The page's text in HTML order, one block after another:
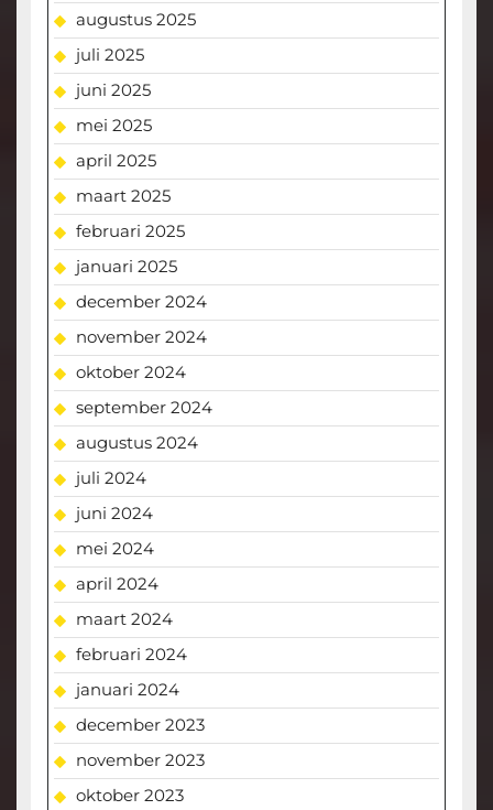
augustus 2025
juli 2025
juni 2025
mei 2025
april 2025
maart 2025
februari 2025
januari 2025
december 2024
november 2024
oktober 2024
september 2024
augustus 2024
juli 2024
juni 2024
mei 2024
april 2024
maart 2024
februari 2024
januari 2024
december 2023
november 2023
oktober 2023